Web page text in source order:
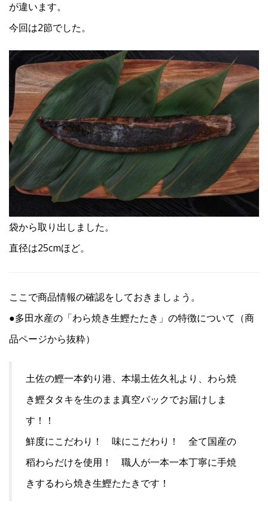
が違います。
今回は2節でした。
袋から取り出しました。
直径は25cmほど。
ここで商品情報の確認をしておきましょう。
●多田水産の「わら焼き生鰹たたき」の特徴について（商
品ページから抜粋）
土佐の鰹一本釣り港、本場土佐久礼より、わら焼
き鰹タタキを生のまま真空パックでお届けしま
す！！
鮮度にこだわり！ 味にこだわり！ 全て国産の
稻わらだけを使用！ 職人が一本一本丁寧に手焼
きするわら焼き生鰹たたきです！